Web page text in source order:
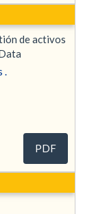
de activos
PDF